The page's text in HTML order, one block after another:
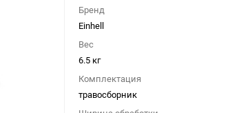
Бренд
Einhell
Вес
6.5 кг
Комплектация
травосборник